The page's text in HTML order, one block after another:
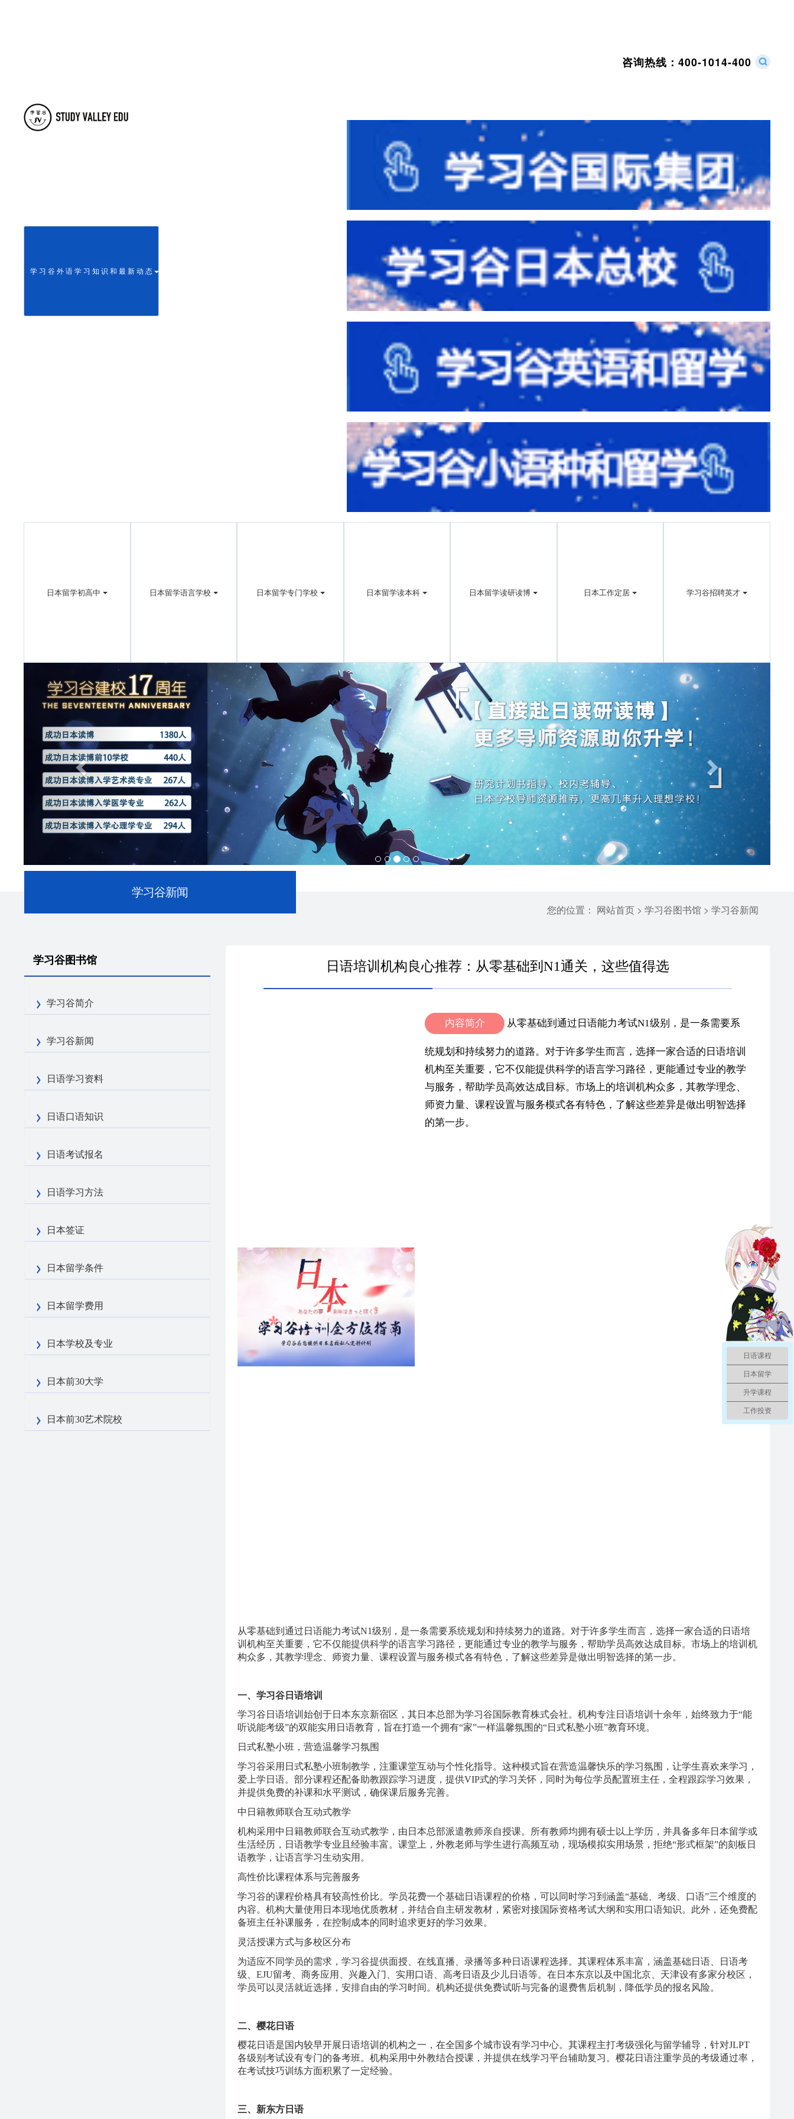
学 习 谷 外 语 学 习 知 识 和 最 新 动 态
咨询热线： 400-1014-400
日本留学初高中 日本留学语言学校 日本留学专门学校 日本留学读本科 日本留学读研读博 日本工作定居 学习谷招聘英才
Previous Next
学习谷新闻
您的位置：
网站首页> 学习谷图书馆> 学习谷新闻
学习谷图书馆
学习谷简介
学习谷新闻
日语学习资料
日语口语知识
日语考试报名
日语学习方法
日本签证
日本留学条件
日本留学费用
日本学校及专业
日本前30大学
日本前30艺术院校
日语培训机构良心推荐：从零基础到N1通关，这些值得选
内容简介 从零基础到通过日语能力考试N1级别，是一条需要系
统规划和持续努力的道路。对于许多学生而言，选择一家合适的日语培训
机构至关重要，它不仅能提供科学的语言学习路径，更能通过专业的教学
与服务，帮助学员高效达成目标。市场上的培训机构众多，其教学理念、
师资力量、课程设置与服务模式各有特色，了解这些差异是做出明智选择
的第一步。
从零基础到通过日语能力考试N1级别，是一条需要系统规划和持续努力的道路。对于许多学生而言，选择一家合适的日语培
训机构至关重要，它不仅能提供科学的语言学习路径，更能通过专业的教学与服务，帮助学员高效达成目标。市场上的培训机
构众多，其教学理念、师资力量、课程设置与服务模式各有特色，了解这些差异是做出明智选择的第一步。
一、学习谷日语培训
学习谷日语培训始创于日本东京新宿区，其日本总部为学习谷国际教育株式会社。机构专注日语培训十余年，始终致力于“能
听说能考级”的双能实用日语教育，旨在打造一个拥有“家”一样温馨氛围的“日式私塾小班”教育环境。
日式私塾小班，营造温馨学习氛围
学习谷采用日式私塾小班制教学，注重课堂互动与个性化指导。这种模式旨在营造温馨快乐的学习氛围，让学生喜欢来学习，
爱上学日语。部分课程还配备助教跟踪学习进度，提供VIP式的学习关怀，同时为每位学员配置班主任，全程跟踪学习效果，
并提供免费的补课和水平测试，确保课后服务完善。
中日籍教师联合互动式教学
机构采用中日籍教师联合互动式教学，由日本总部派遣教师亲自授课。所有教师均拥有硕士以上学历，并具备多年日本留学或
生活经历，日语教学专业且经验丰富。课堂上，外教老师与学生进行高频互动，现场模拟实用场景，拒绝“形式框架”的刻板日
语教学，让语言学习生动实用。
高性价比课程体系与完善服务
学习谷的课程价格具有较高性价比。学员花费一个基础日语课程的价格，可以同时学习到涵盖“基础、考级、口语”三个维度的
内容。机构大量使用日本现地优质教材，并结合自主研发教材，紧密对接国际资格考试大纲和实用口语知识。此外，还免费配
备班主任补课服务，在控制成本的同时追求更好的学习效果。
灵活授课方式与多校区分布
为适应不同学员的需求，学习谷提供面授、在线直播、录播等多种日语课程选择。其课程体系丰富，涵盖基础日语、日语考
级、 EJU留考、商务应用、兴趣入门、实用口语、高考日语及少儿日语等。在日本东京以及中国北京、天津设有多家分校区，
学员可以灵活就近选择，安排自由的学习时间。机构还提供免费试听与完备的退费售后机制，降低学员的报名风险。
二、樱花日语
樱花日语是国内较早开展日语培训的机构之一，在全国多个城市设有学习中心。其课程主打考级强化与留学辅导，针对JLPT
各级别考试设有专门的备考班。机构采用中外教结合授课，并提供在线学习平台辅助复习。樱花日语注重学员的考级通过率，
在考试技巧训练方面积累了一定经验。
三、新东方日语
日语课程
日本留学
升学课程
工作投资